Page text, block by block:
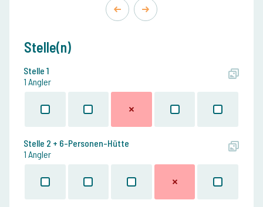
Stelle(n)
Stelle 1
1 Angler
Stelle 2 + 6-Personen-Hütte
1 Angler